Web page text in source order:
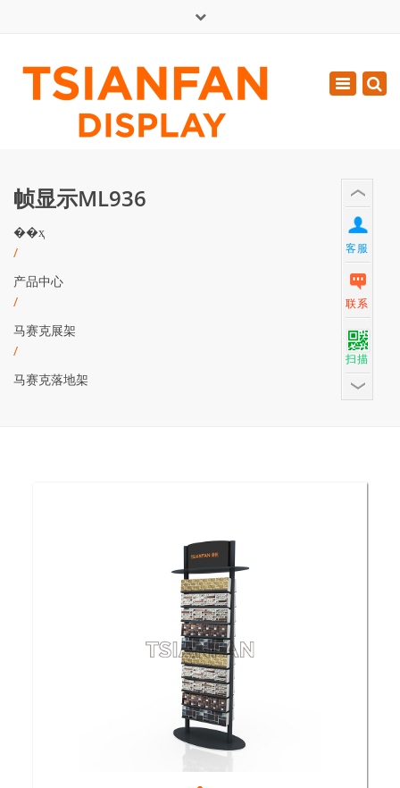
周一 - 周六: 7:00 - 17:00
0086-13365904989
Toggle
帧显示ML936
��ҳ
/
产品中心
/
马赛克展架
/
马赛克落地架
客服
联系
扫描